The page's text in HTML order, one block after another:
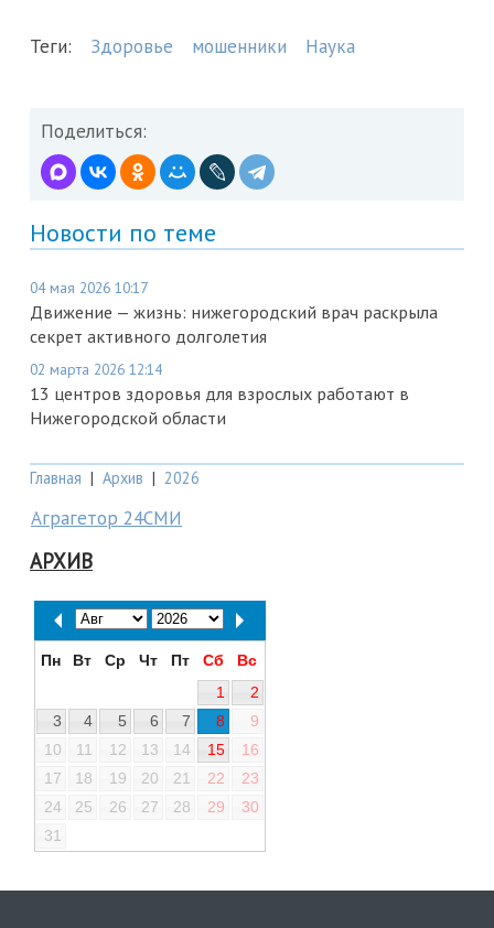
Теги: Здоровье мошенники Наука
Поделиться:
Новости по теме
04 мая 2026 10:17
Движение — жизнь: нижегородский врач раскрыла
секрет активного долголетия
02 марта 2026 12:14
13 центров здоровья для взрослых работают в
Нижегородской области
Главная | Архив | 2026
Аграгетор 24СМИ
АРХИВ
Пн Вт Ср Чт Пт Сб
Вс
1
2
3
4 5 6 7 8
9
10
11 12 13 14 15
16
17
18 19 20 21 22
23
24
25 26 27 28 29
30
31